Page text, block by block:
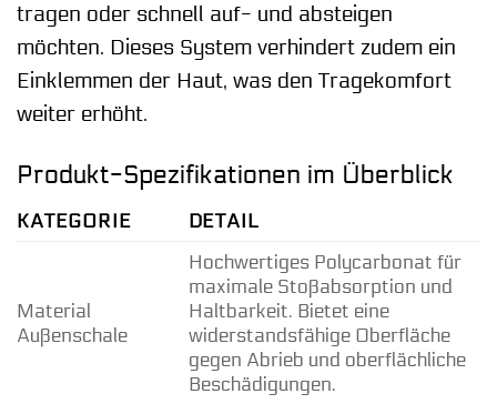
tragen oder schnell auf- und absteigen
möchten. Dieses System verhindert zudem ein
Einklemmen der Haut, was den Tragekomfort
weiter erhöht.
Produkt-Spezifikationen im Überblick
KATEGORIE DETAIL
Material
Außenschale
Hochwertiges Polycarbonat für
maximale Stoßabsorption und
Haltbarkeit. Bietet eine
widerstandsfähige Oberfläche
gegen Abrieb und oberflächliche
Beschädigungen.